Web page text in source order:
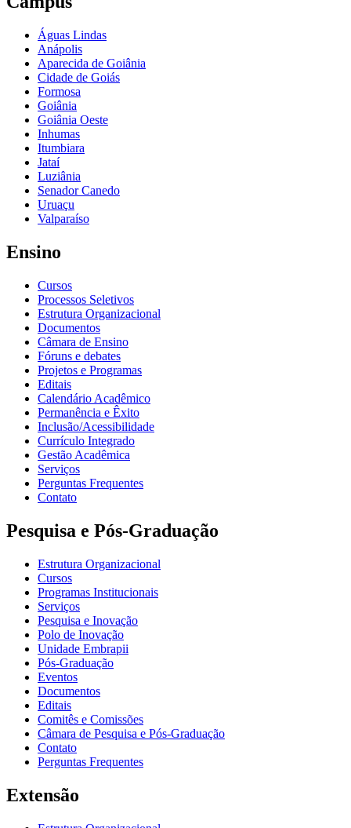
Águas Lindas
Anápolis
Aparecida de Goiânia
Cidade de Goiás
Formosa
Goiânia
Goiânia Oeste
Inhumas
Itumbiara
Jataí
Luziânia
Senador Canedo
Uruaçu
Valparaíso
Ensino
Cursos
Processos Seletivos
Estrutura Organizacional
Documentos
Câmara de Ensino
Fóruns e debates
Projetos e Programas
Editais
Calendário Acadêmico
Permanência e Êxito
Inclusão/Acessibilidade
Currículo Integrado
Gestão Acadêmica
Serviços
Perguntas Frequentes
Contato
Pesquisa e Pós-Graduação
Estrutura Organizacional
Cursos
Programas Institucionais
Serviços
Pesquisa e Inovação
Polo de Inovação
Unidade Embrapii
Pós-Graduação
Eventos
Documentos
Editais
Comitês e Comissões
Câmara de Pesquisa e Pós-Graduação
Contato
Perguntas Frequentes
Extensão